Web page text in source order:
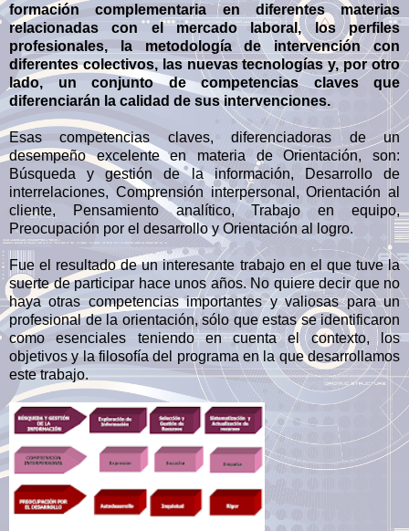
formación complementaria en diferentes materias
relacionadas con el mercado laboral, los perfiles
profesionales, la metodología de intervención con
diferentes colectivos, las nuevas tecnologías y, por otro
lado, un conjunto de competencias claves que
diferenciarán la calidad de sus intervenciones.
Esas competencias claves, diferenciadoras de un
desempeño excelente en materia de Orientación, son:
Búsqueda y gestión de la información, Desarrollo de
interrelaciones, Comprensión interpersonal, Orientación al
cliente, Pensamiento analítico, Trabajo en equipo,
Preocupación por el desarrollo y Orientación al logro.
Fue el resultado de un interesante trabajo en el que tuve la
suerte de participar hace unos años. No quiere decir que no
haya otras competencias importantes y valiosas para un
profesional de la orientación, sólo que estas se identificaron
como esenciales teniendo en cuenta el contexto, los
objetivos y la filosofía del programa en la que desarrollamos
este trabajo.